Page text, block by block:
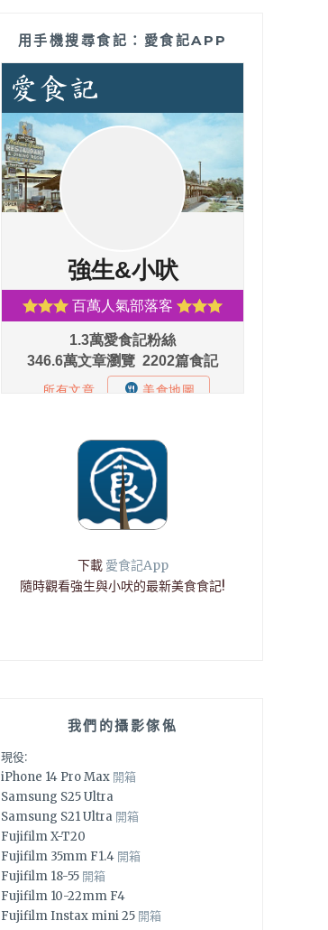
用手機搜尋食記：愛食記APP
下載 愛食記App
隨時觀看強生與小吠的最新美食食記!
我們的攝影傢俬
現役:
iPhone 14 Pro Max 開箱
Samsung S25 Ultra
Samsung S21 Ultra 開箱
Fujifilm X-T20
Fujifilm 35mm F1.4 開箱
Fujifilm 18-55 開箱
Fujifilm 10-22mm F4
Fujifilm Instax mini 25 開箱